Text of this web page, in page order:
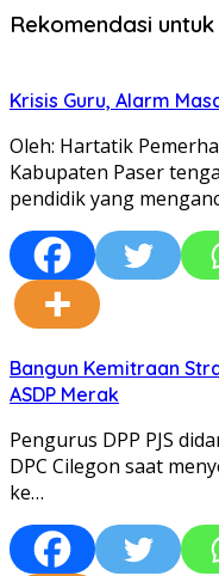
Rekomendasi
Krisis Guru, Alarm
Oleh: Hartatik
Kabupaten Paser
pendidik yang
Bangun Kemitraan
ASDP Merak
Pengurus DPP PJS
DPC Cilegon saat
ke…